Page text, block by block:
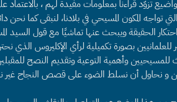
تزوّد قراءنا بمعلومات مفيدة لهم ، بالاعتماد
تواجه المكون المسيحي في بلادنا، لنبقى كما
الحقيقة ويبحث عنها تماشيًا مع قول السيد
للعلمانيين بصورة تكميلية لرأي الإكليروس الذي
للمسيحيين وأهمية التوعية وتقديم النصح
و نحاول أن نسلط الضوء على قصص النجاح